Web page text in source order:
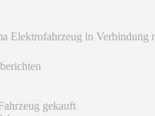
Elektrofahrzeug in Verbindung
gekauft